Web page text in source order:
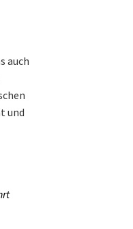
auch
und